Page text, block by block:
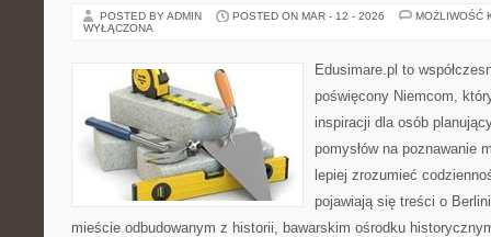
POSTED BY ADMIN POSTED ON MAR - 12 - 2026
MOŻLIWOŚĆ
WYŁĄCZONA
Edusimare.pl to
poświęcony Niemcom,
inspiracji dla osób
pomysłów na poznawanie
lepiej zrozumieć
pojawiają się treści o
mieście odbudowanym z historii, bawarskim ośrodku